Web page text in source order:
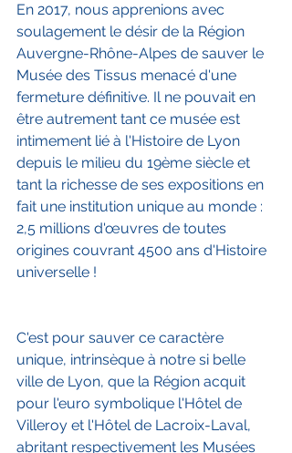
En 2017, nous apprenions avec
soulagement le désir de la Région
Auvergne-Rhône-Alpes de sauver le
Musée des Tissus menacé d'une
fermeture définitive. Il ne pouvait en
être autrement tant ce musée est
intimement lié à l'Histoire de Lyon
depuis le milieu du 19ème siècle et
tant la richesse de ses expositions en
fait une institution unique au monde :
2,5 millions d'œuvres de toutes
origines couvrant 4500 ans d'Histoire
universelle !
C'est pour sauver ce caractère
unique, intrinsèque à notre si belle
ville de Lyon, que la Région acquit
pour l'euro symbolique l'Hôtel de
Villeroy et l'Hôtel de Lacroix-Laval,
abritant respectivement les Musées